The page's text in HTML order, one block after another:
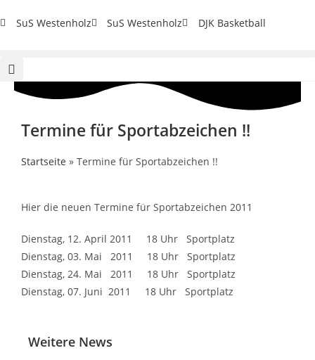
SuS Westenholz SuS Westenholz DJK Basketball
Termine für Sportabzeichen !!
Startseite » Termine für Sportabzeichen !!
Hier die neuen Termine für Sportabzeichen 2011
Dienstag, 12. April 2011 18 Uhr Sportplatz
Dienstag, 03. Mai 2011 18 Uhr Sportplatz
Dienstag, 24. Mai 2011 18 Uhr Sportplatz
Dienstag, 07. Juni 2011 18 Uhr Sportplatz
Weitere News